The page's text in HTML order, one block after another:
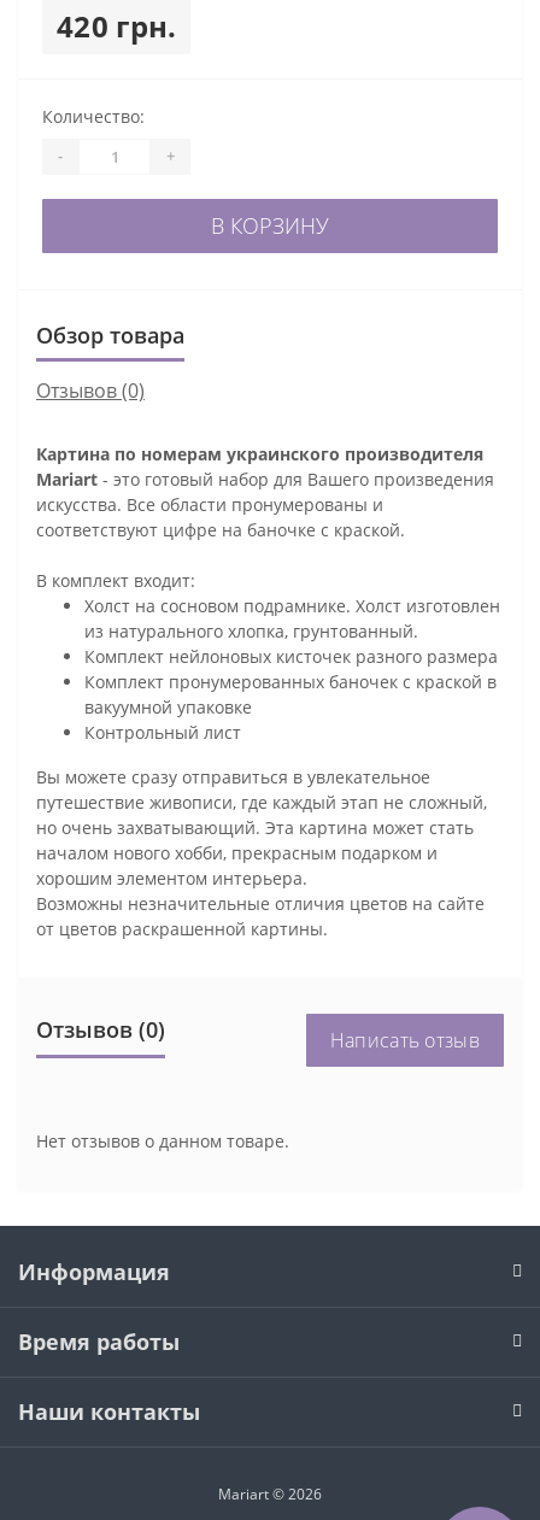
420 грн.
Количество:
- +
В КОРЗИНУ
Обзор товара
Отзывов (0)
Картина по номерам украинского производителя
Mariart - это готовый набор для Вашего произведения
искусства. Все области пронумерованы и
соответствуют цифре на баночке с краской.
В комплект входит:
Холст на сосновом подрамнике. Холст изготовлен
из натурального хлопка, грунтованный.
Комплект нейлоновых кисточек разного размера
Комплект пронумерованных баночек с краской в
вакуумной упаковке
Контрольный лист
Вы можете сразу отправиться в увлекательное
путешествие живописи, где каждый этап не сложный,
но очень захватывающий. Эта картина может стать
началом нового хобби, прекрасным подарком и
хорошим элементом интерьера.
Возможны незначительные отличия цветов на сайте
от цветов раскрашенной картины.
Отзывов (0) Написать отзыв
Нет отзывов о данном товаре.
Информация
Время работы
Наши контакты
Mariart © 2026